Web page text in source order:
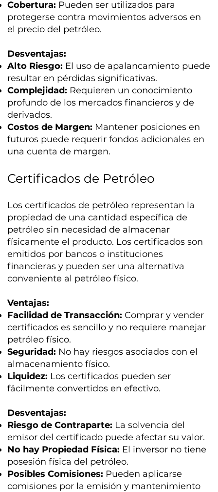
Cobertura: Pueden ser utilizados para
protegerse contra movimientos adversos en
el precio del petróleo.
Desventajas:
Alto Riesgo: El uso de apalancamiento puede
resultar en pérdidas significativas.
Complejidad: Requieren un conocimiento
profundo de los mercados financieros y de
derivados.
Costos de Margen: Mantener posiciones en
futuros puede requerir fondos adicionales en
una cuenta de margen.
Certificados de Petróleo
Los certificados de petróleo representan la
propiedad de una cantidad específica de
petróleo sin necesidad de almacenar
físicamente el producto. Los certificados son
emitidos por bancos o instituciones
financieras y pueden ser una alternativa
conveniente al petróleo físico.
Ventajas:
Facilidad de Transacción: Comprar y vender
certificados es sencillo y no requiere manejar
petróleo físico.
Seguridad: No hay riesgos asociados con el
almacenamiento físico.
Liquidez: Los certificados pueden ser
fácilmente convertidos en efectivo.
Desventajas:
Riesgo de Contraparte: La solvencia del
emisor del certificado puede afectar su valor.
No hay Propiedad Física: El inversor no tiene
posesión física del petróleo.
Posibles Comisiones: Pueden aplicarse
comisiones por la emisión y mantenimiento